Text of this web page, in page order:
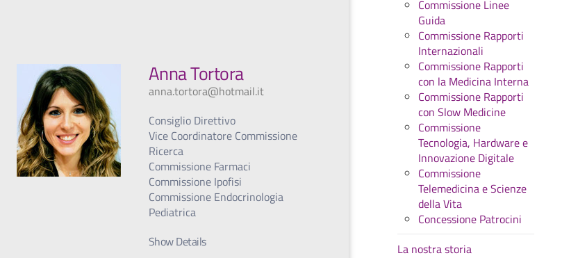
Anna Tortora
anna.tortora@hotmail.it
Consiglio Direttivo
Vice Coordinatore Commissione
Ricerca
Commissione Farmaci
Commissione Ipofisi
Commissione Endocrinologia
Pediatrica
Show Details
Commissione Linee
Guida
Commissione Rapporti
Internazionali
Commissione Rapporti
con la Medicina Interna
Commissione Rapporti
con Slow Medicine
Commissione
Tecnologia, Hardware e
Innovazione Digitale
Commissione
Telemedicina e Scienze
della Vita
Concessione Patrocini
La nostra storia